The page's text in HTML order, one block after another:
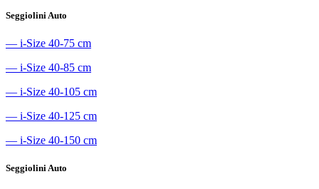
Seggiolini Auto
― i-Size 40-75 cm
― i-Size 40-85 cm
― i-Size 40-105 cm
― i-Size 40-125 cm
― i-Size 40-150 cm
Seggiolini Auto